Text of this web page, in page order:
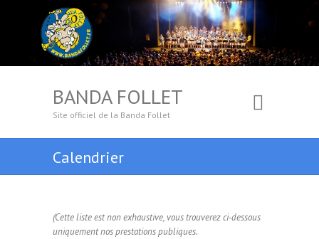
BANDA FOLLET
Site officiel de la Banda Follet
Calendrier
(Cette liste est non exhaustive, vous trouverez ci-dessous
uniquement nos prestations publiques.